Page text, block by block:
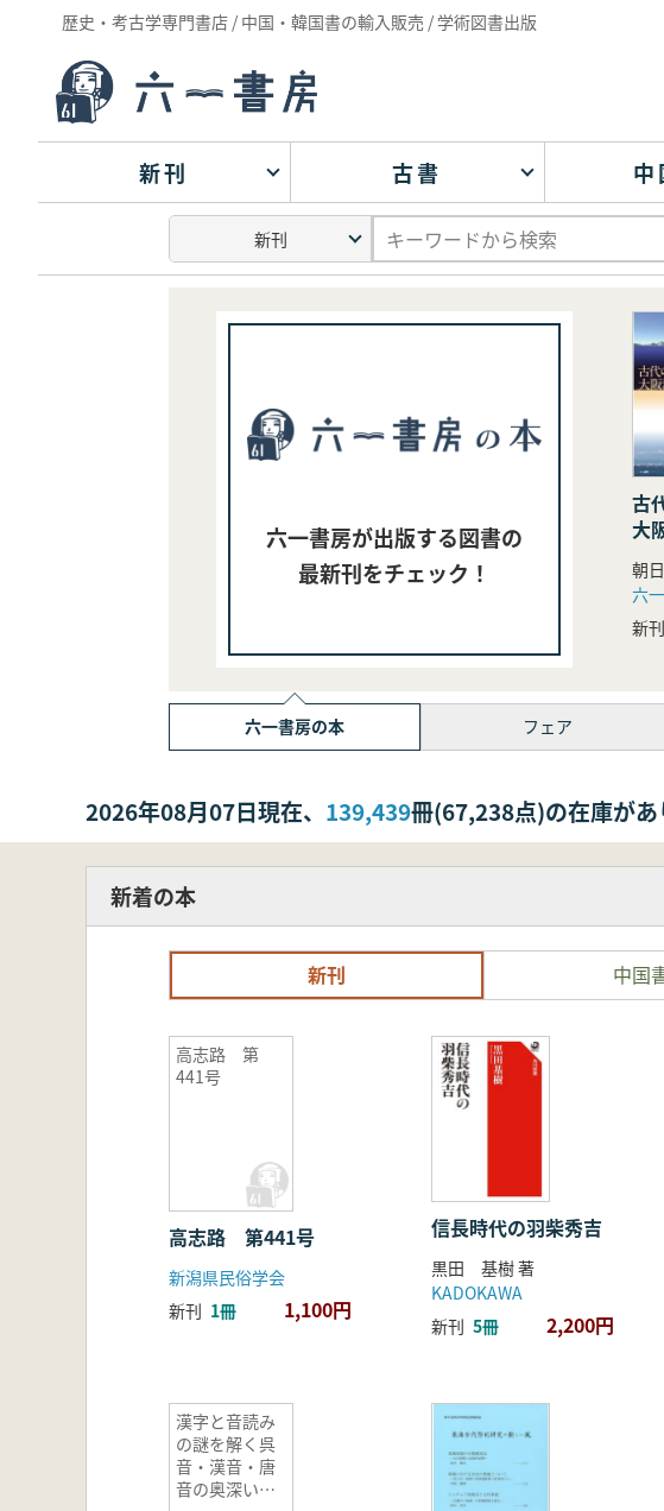
歴史・考古学専門書店 / 中国・韓国書の輸入販売 / 学術図書出版
新刊 古書 中
六一書房が出版する図書の
最新刊をチェック！
古
大
朝
六
新刊
六一書房の本 フェア
2026年08月07日現在、 139,439冊(67,238点)の在庫があ
新着の本
新刊 中国
高志路 第
441号
高志路 第441号
新潟県民俗学会
新刊 1冊 1,100円
信長時代の羽柴秀吉
黒田 基樹 著
KADOKAWA
新刊 5冊 2,200円
漢字と音読み
の謎を解く呉
音・漢音・唐
音の奥深い世